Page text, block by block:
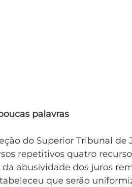
palavras
do Superior Tribunal
repetitivos quatro
da abusividade dos juros
que serão